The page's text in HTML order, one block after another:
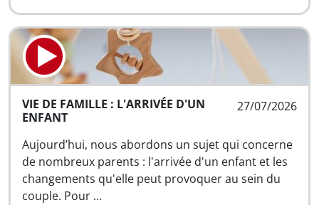
27/07/2026
VIE DE FAMILLE : L'ARRIVÉE D'UN
ENFANT
Aujourd’hui, nous abordons un sujet qui concerne
de nombreux parents : l'arrivée d'un enfant et les
changements qu'elle peut provoquer au sein du
couple. Pour …